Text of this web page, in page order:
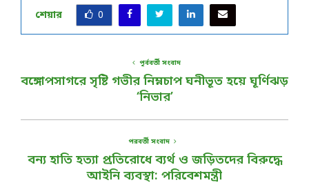
শেয়ার 0
পূর্ববর্তী সংবাদ
বঙ্গোপসাগরে সৃষ্টি গভীর নিম্নচাপ ঘনীভূত হয়ে ঘূর্ণিঝড়
‘নিভার’
পরবর্তী সংবাদ
বন্য হাতি হত্যা প্রতিরোধে ব্যর্থ ও জড়িতদের বিরুদ্ধে
আইনি ব্যবস্থা: পরিবেশমন্ত্রী